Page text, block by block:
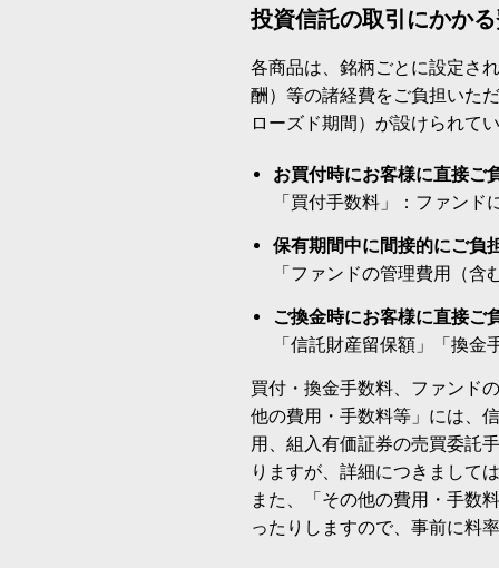
投資信託の取引にかか
各商品は、銘柄ごとに設定さ
酬）等の諸経費をご負担いた
ローズド期間）が設けられて
お買付時にお客様に直接ご
「買付手数料」：ファンド
保有期間中に間接的にご負
「ファンドの管理費用（
ご換金時にお客様に直接ご
「信託財産留保額」「換
買付・換金手数料、ファンド
他の費用・手数料等」には、
用、組入有価証券の売買委託
りますが、詳細につきまして
また、「その他の費用・手数
ったりしますので、事前に料